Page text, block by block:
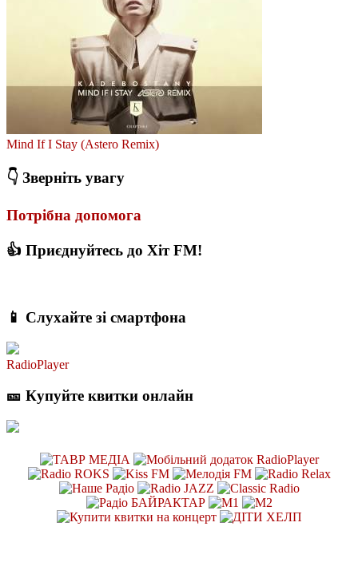
Mind If I Stay (Astero Remix)
👇 Зверніть увагу
Потрібна допомога
👍 Приєднуйтесь до Хіт FM!
📱 Слухайте зі смартфона
RadioPlayer
🎫 Купуйте квитки онлайн